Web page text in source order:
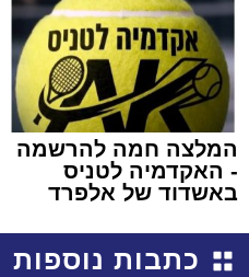
המלצה חמה להרשמה
- האקדמיה לטניס
באשדוד של אלפרד
כתבות נוספות